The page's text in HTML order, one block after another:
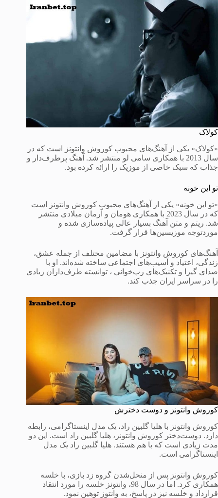
کولاک
«کولاک» یکی از آهنگ‌های محبوب کوروش وانتونز است که در
سال 2013 با همکاری سامی لو منتشر شد. آهنگ پرطرف‌دار و
جذاب که سبک خاصی از موزیک را ارائه کرده بود.
تو این خونه
«تو این خونه» یکی از آهنگ‌های محبوب کوروش وانتونز است
که در سال 2023 با همکاری هومان و آرمان میلادی منتشر
شد. ریتم و متن آهنگ بسیار عالی پیاده‌سازی شده و
موردتوجه موزیسین‌ها قرار گرفت.
آهنگ‌های کوروش وانتونز با مضامین مختلف از جمله عشق،
زندگی، اعتیاد و آسیب‌های اجتماعی ساخته شده‌اند. او با
صدای گیرا و تکنیک‌های رپ‌خوانی ، توانسته طرف‌داران زیادی
را در سراسر ایران جذب کند.
کوروش وانتونز و دوست دخترش
کوروش وانتونز با هلیا گلبین راد، یک مدل اینستاگرامی، رابطه
دارد. دوست‌دختر کوروش وانتونز، هلیا گلبین راد است. این دو
مدت زیادی است که با هم هستند. هلیا گلبین راد یک مدل
اینستاگرامی است.
کوروش وانتونز پس از منحل‌شدن گروه زد بازی، با خلسه
همکاری کرد. اما در سال 98، وانتونز خلسه را مورد انتقاد
قرارداد و خلسه نیز در پاسخ، به وانتوز توهین نمود.